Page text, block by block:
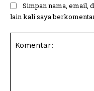
Simpan nama, email,
lain kali saya